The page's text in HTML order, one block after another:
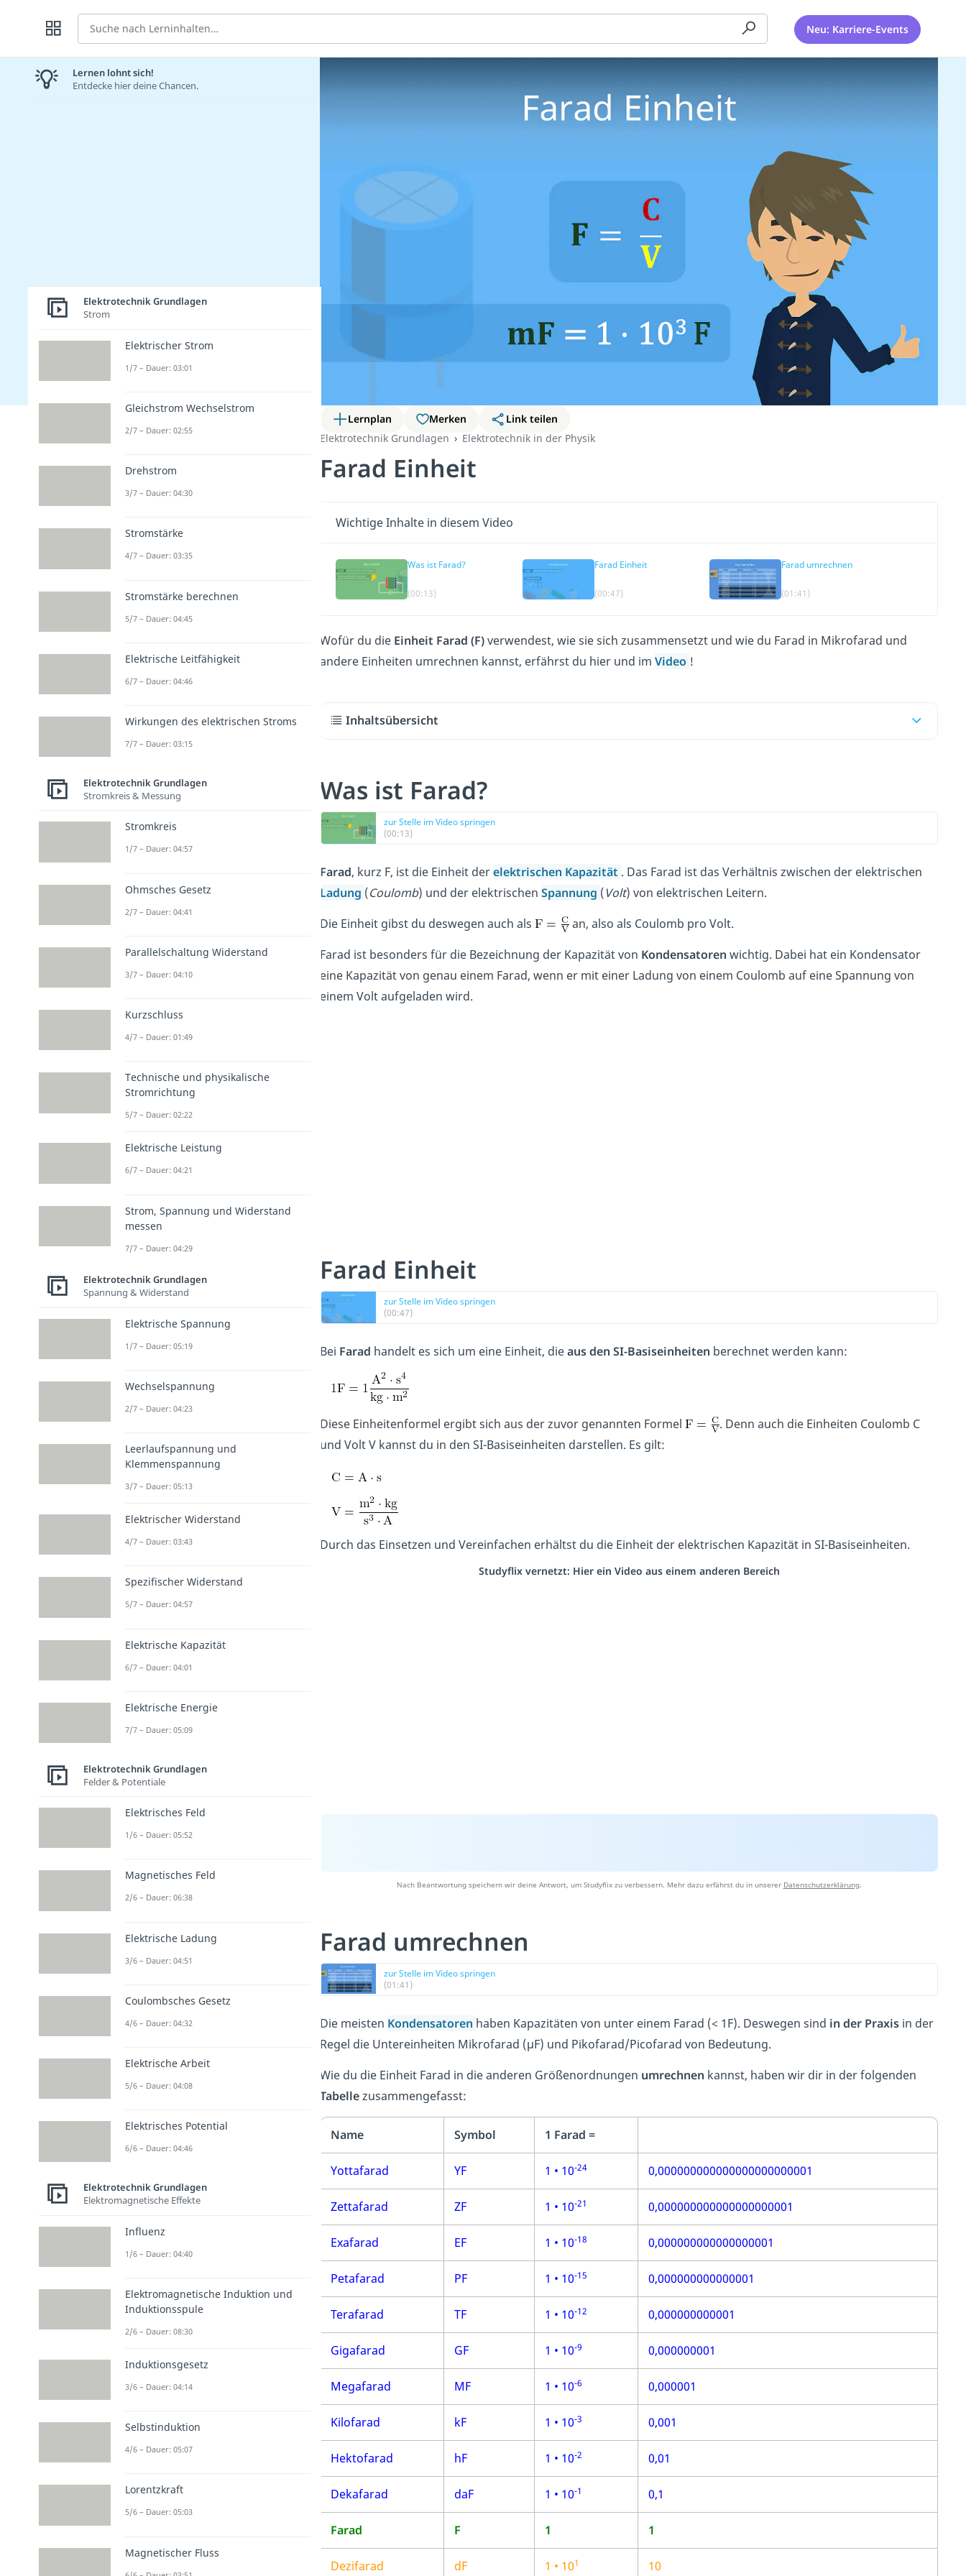
Suche Neu: Karriere-Events
Lernplan Merken
Link teilen
Elektrotechnik Grundlagen
Elektrotechnik in der Physik
Farad Einheit
Wichtige Inhalte in diesem Video
Was ist Farad?
(00:13)
Farad Einheit
(00:47)
Farad umrechnen
(01:41)
Wofür du die Einheit Farad (F)verwendest, wie sie sich zusammensetzt und wie du Farad in Mikrofarad und
andere Einheiten umrechnen kannst, erfährst du hier und im Video !
Inhaltsübersicht
Was ist Farad?
zur Stelle im Video springen
(00:13)
Farad, kurz F, ist die Einheit derelektrischen Kapazität . Das Farad ist das Verhältnis zwischen der elektrischen
Ladung (Coulomb) und der elektrischen Spannung (Volt) von elektrischen Leitern.
Die Einheit gibst du deswegen auch als
an, also als Coulomb pro Volt.
Farad ist besonders für die Bezeichnung der Kapazität von Kondensatoren wichtig. Dabei hat ein Kondensator
eine Kapazität von genau einem Farad, wenn er mit einer Ladung von einem Coulomb auf eine Spannung von
einem Volt aufgeladen wird.
Farad Einheit
zur Stelle im Video springen
(00:47)
Bei Farad handelt es sich um eine Einheit, dieaus den SI-Basiseinheiten berechnet werden kann:
Diese Einheitenformel ergibt sich aus der zuvor genannten Formel
. Denn auch die Einheiten Coulomb C
und Volt V kannst du in den SI-Basiseinheiten darstellen. Es gilt:
Durch das Einsetzen und Vereinfachen erhältst du die Einheit der elektrischen Kapazität in SI-Basiseinheiten.
Studyflix vernetzt: Hier ein Video aus einem anderen Bereich
Nach Beantwortung speichern wir deine Antwort, um Studyflix zu verbessern. Mehr dazu erfährst du in unserer Datenschutzerklärung.
Farad umrechnen
zur Stelle im Video springen
(01:41)
Die meisten Kondensatoren haben Kapazitäten von unter einem Farad (< 1F). Deswegen sind in der Praxis in der
Regel die Untereinheiten Mikrofarad (µF) und Pikofarad/Picofarad von Bedeutung.
Wie du die Einheit Farad in die anderen Größenordnungen umrechnen kannst, haben wir dir in der folgenden
Tabellezusammengefasst:
Name Symbol 1 Farad =
Yottafarad YF 1 • 10-24 0,000000000000000000000001
Zettafarad ZF 1 • 10-21 0,000000000000000000001
Exafarad EF 1 • 10-18 0,000000000000000001
Petafarad PF 1 • 10-15 0,000000000000001
Terafarad TF 1 • 10-12 0,000000000001
Gigafarad GF 1 • 10-9 0,000000001
Megafarad MF 1 • 10-6 0,000001
Kilofarad kF 1 • 10-3 0,001
Hektofarad hF 1 • 10-2 0,01
Dekafarad daF 1 • 10-1 0,1
Farad F 1 1
Dezifarad dF 1 • 101 10
Lernen lohnt sich!
Entdecke hier deine Chancen.
Elektrotechnik Grundlagen
Strom
Elektrischer Strom
1/7 – Dauer: 03:01
Gleichstrom Wechselstrom
2/7 – Dauer: 02:55
Drehstrom
3/7 – Dauer: 04:30
Stromstärke
4/7 – Dauer: 03:35
Stromstärke berechnen
5/7 – Dauer: 04:45
Elektrische Leitfähigkeit
6/7 – Dauer: 04:46
Wirkungen des elektrischen Stroms
7/7 – Dauer: 03:15
Elektrotechnik Grundlagen
Stromkreis & Messung
Stromkreis
1/7 – Dauer: 04:57
Ohmsches Gesetz
2/7 – Dauer: 04:41
Parallelschaltung Widerstand
3/7 – Dauer: 04:10
Kurzschluss
4/7 – Dauer: 01:49
Technische und physikalische
Stromrichtung
5/7 – Dauer: 02:22
Elektrische Leistung
6/7 – Dauer: 04:21
Strom, Spannung und Widerstand
messen
7/7 – Dauer: 04:29
Elektrotechnik Grundlagen
Spannung & Widerstand
Elektrische Spannung
1/7 – Dauer: 05:19
Wechselspannung
2/7 – Dauer: 04:23
Leerlaufspannung und
Klemmenspannung
3/7 – Dauer: 05:13
Elektrischer Widerstand
4/7 – Dauer: 03:43
Spezifischer Widerstand
5/7 – Dauer: 04:57
Elektrische Kapazität
6/7 – Dauer: 04:01
Elektrische Energie
7/7 – Dauer: 05:09
Elektrotechnik Grundlagen
Felder & Potentiale
Elektrisches Feld
1/6 – Dauer: 05:52
Magnetisches Feld
2/6 – Dauer: 06:38
Elektrische Ladung
3/6 – Dauer: 04:51
Coulombsches Gesetz
4/6 – Dauer: 04:32
Elektrische Arbeit
5/6 – Dauer: 04:08
Elektrisches Potential
6/6 – Dauer: 04:46
Elektrotechnik Grundlagen
Elektromagnetische Effekte
Influenz
1/6 – Dauer: 04:40
Elektromagnetische Induktion und
Induktionsspule
2/6 – Dauer: 08:30
Induktionsgesetz
3/6 – Dauer: 04:14
Selbstinduktion
4/6 – Dauer: 05:07
Lorentzkraft
5/6 – Dauer: 05:03
Magnetischer Fluss